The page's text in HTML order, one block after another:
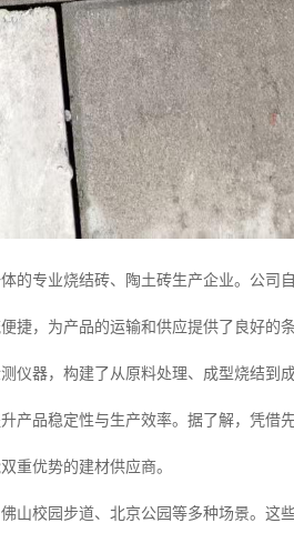
的专业烧结砖、陶土砖生产企业。公司
捷，为产品的运输和供应提供了良好的条
仪器，构建了从原料处理、成型烧结到
产品稳定性与生产效率。据了解，凭借
重优势的建材供应商。
山校园步道、北京公园等多种场景。这